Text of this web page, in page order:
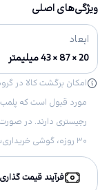
ویژگی‌های اصلی
ابعاد
20 × 87 × 43 میلیمتر
امکان برگشت کالا در
مورد قبول است که
رجیستری دارند. در
۳۰ روزه، گوشی خریداری‌شده را مرجوع کنید.
فرآیند قیمت